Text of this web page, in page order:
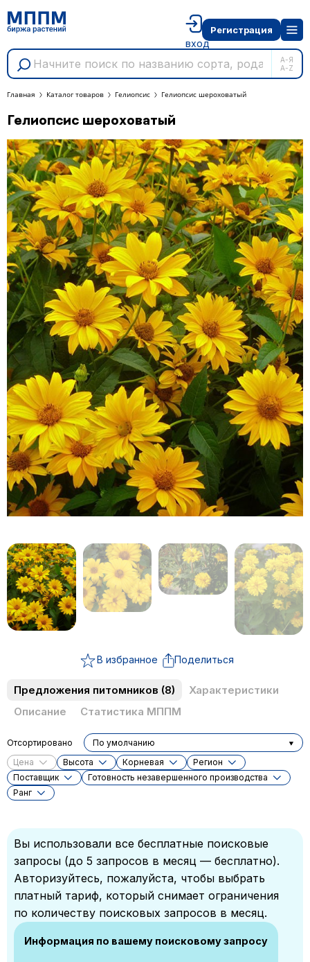
А-Я
A-Z
вход
Регистрация
Главная Каталог товаров Гелиопсис Гелиопсис шероховатый
Гелиопсис шероховатый
В избранное Поделиться
Предложения питомников (8)
Характеристики
Описание
Статистика МППМ
Цена Высота Корневая
Регион
Поставщик
Готовность незавершенного производства
Ранг
Отсортировано По умолчанию
Вы использовали все бесплатные поисковые
запросы (до 5 запросов в месяц — бесплатно).
Авторизуйтесь, пожалуйста, чтобы выбрать
платный тариф, который снимает ограничения
по количеству поисковых запросов в месяц.
Информация по вашему поисковому запросу